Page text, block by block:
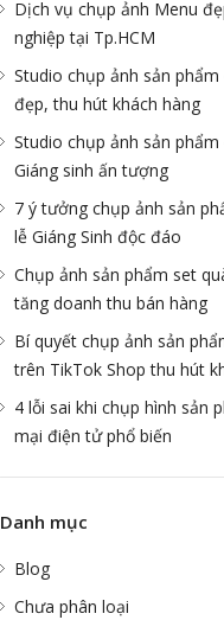
Dịch vụ chụp ảnh Menu
nghiệp tại Tp.HCM
Studio chụp ảnh sản
đẹp, thu hút khách hàng
Studio chụp ảnh sản
Giáng sinh ấn tượng
7 ý tưởng chụp ảnh sản
lễ Giáng Sinh độc đáo
Chụp ảnh sản phẩm set
tăng doanh thu bán hàng
Bí quyết chụp ảnh sản
trên TikTok Shop thu hút
4 lỗi sai khi chụp hình sản
mại điện tử phổ biến
Danh mục
Blog
Chưa phân loại